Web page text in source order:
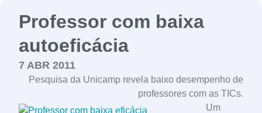
Professor com baixa
autoeficácia
7 ABR 2011
Pesquisa da Unicamp revela baixo desempenho de
professores com as TICs.
Um